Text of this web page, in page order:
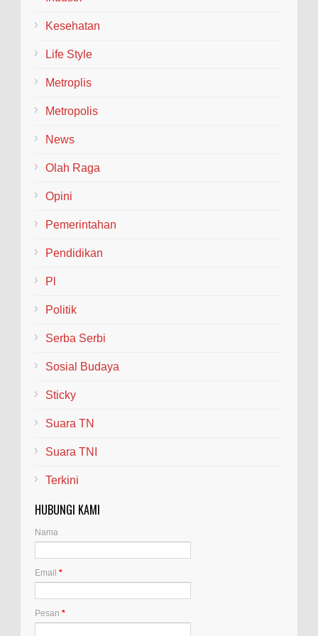
Kesehatan
Life Style
Metroplis
Metropolis
News
Olah Raga
Opini
Pemerintahan
Pendidikan
Pl
Politik
Serba Serbi
Sosial Budaya
Sticky
Suara TN
Suara TNI
Terkini
HUBUNGI KAMI
Nama
Email *
Pesan *